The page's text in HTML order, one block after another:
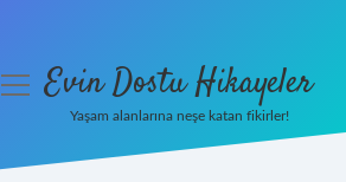
menüyüEvin Dostu Hikayeler
Yaşam alanlarına neşe katan fikirler!